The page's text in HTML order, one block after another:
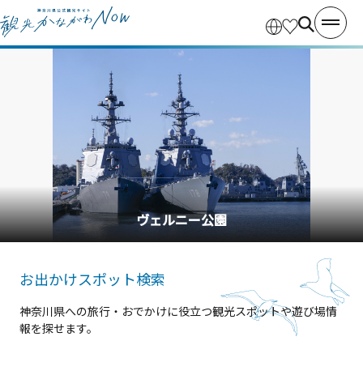
ルニー公園
お出かけスポット検索
神奈川県への旅行・おでかけに役立つ観光スポットや遊び場情
報を探せます。